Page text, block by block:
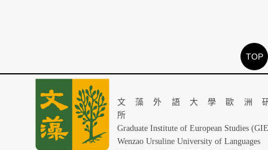
文藻外語大學歐洲
Graduate Institute of European Studies
Wenzao Ursuline University of Languages
TOP